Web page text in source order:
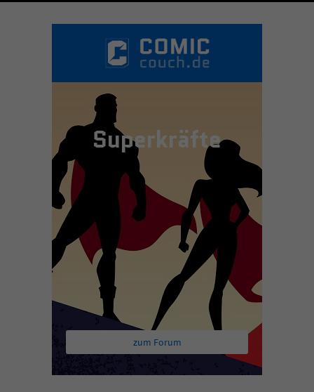
Superkräfte
zum Forum